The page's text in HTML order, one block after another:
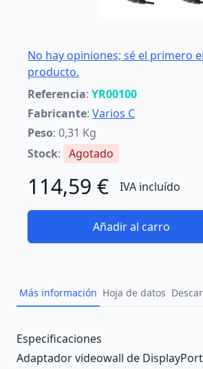
No hay opiniones; sé el primero
producto.
Referencia: YR00100
Fabricante: Varios C
Peso: 0,31 Kg
Stock: Agotado
114,59 € IVA incluído
Añadir al carro
Más información Hoja de datos
Description
Especificaciones
Adaptador videowall de